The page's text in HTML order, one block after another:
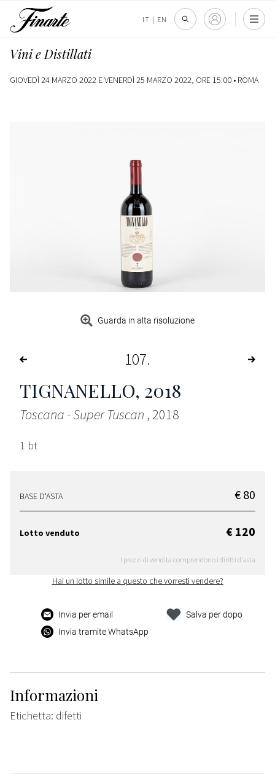
IT | EN
Vini e Distillati
GIOVEDÌ 24 MARZO 2022 E VENERDÌ 25 MARZO 2022, ORE 15:00 • ROMA
Guarda in alta risoluzione
107
TIGNANELLO, 2018
Toscana - Super Tuscan , 2018
1 bt
BASE D'ASTA € 80
Lotto venduto € 120
I prezzi di vendita comprendono i diritti d'asta
Hai un lotto simile a questo che vorresti vendere?
Invia per email
Invia tramite WhatsApp
Salva per dopo
Informazioni
Etichetta: difetti